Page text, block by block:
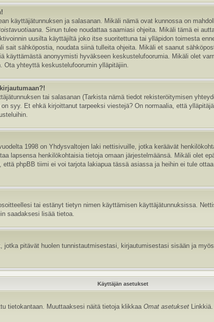
käyttäjätunnuksen ja salasanan. Mikäli nämä ovat kunnossa on
. Sinun tulee noudattaa saamiasi ohjeita. Mikäli tämä ei
uusilta käyttäjiltä joko itse suoritettuna tai ylläpidon toimesta
sait sähköpostia, noudata siinä tulleita ohjeita. Mikäli et saanut
käyttämästä anonyymisti hyväkseen keskustelufoorumia. Mikäli olet
yhteyttä keskustelufoorumin ylläpitäjiin.
tai salasanan (Tarkista nämä tiedot rekisteröitymisen
syy. Et ehkä kirjoittanut tarpeeksi viestejä? On normaalia, että
1998 on Yhdysvaltojen laki nettisivuille, jotka keräävät
lapsensa henkilökohtaisia tietoja omaan järjestelmäänsä. Mikäli olet
että phpBB tiimi ei voi tarjota lakiapua tässä asiassa ja heihin ei tule
tai estänyt tietyn nimen käyttämisen käyttäjätunnuksissa.
saadaksesi lisää tietoa.
jotka pitävät huolen tunnistautmisestasi, kirjautumisestasi sisään ja
Käyttäjän asetukset
tietokantaan. Muuttaaksesi näitä tietoja klikkaaOmat asetukset